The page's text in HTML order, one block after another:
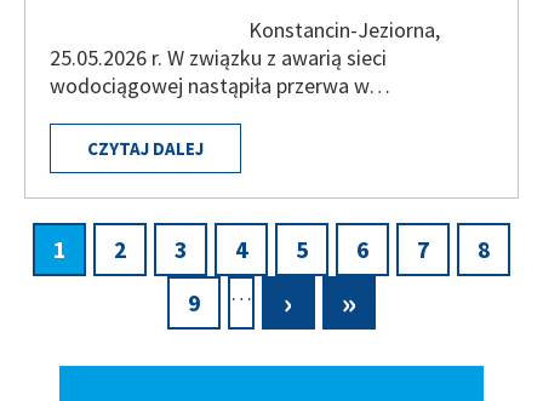
Konstancin-Jeziorna,
25.05.2026 r. W związku z awarią sieci
wodociągowej nastąpiła przerwa w…
CZYTAJ DALEJ
Stronicowanie
Bieżąca
1 Page
2 Page
3 Page
4 Page
5 Page
6 Page
7 Page
8
Page
9 …
Następna
›
Ostatnia
»